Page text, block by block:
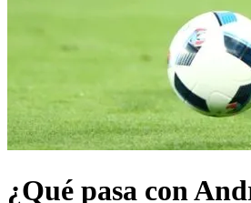
¿Qué pasa con